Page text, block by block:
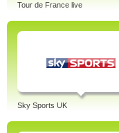
Tour de France live
Sky Sports UK